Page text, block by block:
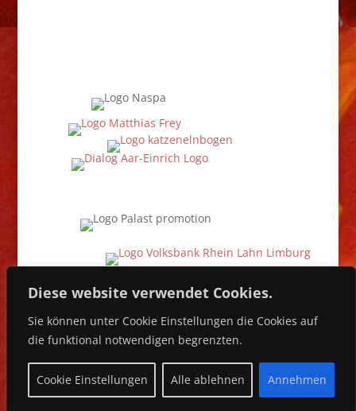
Diese website verwendet Cookies.
Sie können unter Cookie Einstellungen die Cookies auf
die funktional notwendigen begrenzten.
Cookie Einstellungen Alle ablehnen Annehmen
designed by www.vero-signo.de